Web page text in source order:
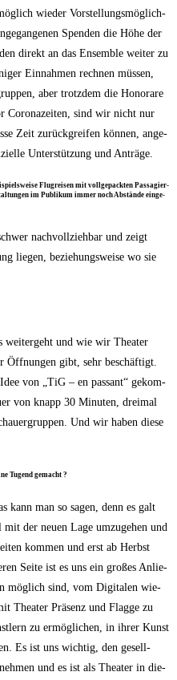
wie­der Vor­stel­lungs­mög­lich­
Spen­den die Höhe der
direkt an das Ensem­ble wei­ter zu
Ein­nah­men rech­nen müs­sen,
aber trotz­dem die Hono­ra­re
Coro­na­zei­ten, sind wir nicht nur
Zeit zurück­grei­fen kön­nen, ange­
Unter­stüt­zung und Anträge.
Flug­rei­sen mit voll­ge­pack­ten Pas­sa­gier­
im Publi­kum immer noch Abstän­de ein­ge­
nach­voll­zieh­bar und zeigt
lie­gen, bezie­hungs­wei­se wo sie
wei­ter­geht und wie wir Thea­ter
Öff­nun­gen gibt, sehr beschäf­tigt.
von „TiG – en pas­sant“ gekom­
von knapp 30 Minu­ten, drei­mal
Und wir haben die­se
Tugend gemacht ?
kann man so sagen, denn es galt
der neu­en Lage umzu­ge­hen und
kom­men und erst ab Herbst
Sei­te ist es uns ein gro­ßes Anlie­
mög­lich sind, vom Digi­ta­len wie­
Thea­ter Prä­senz und Flag­ge zu
zu ermög­li­chen, in ihrer Kunst
Es ist uns wich­tig, den gesell­
und es ist als Thea­ter in die­